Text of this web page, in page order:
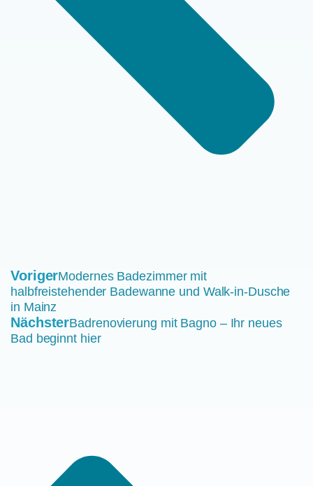
VorigerModernes Badezimmer mit
halbfreistehender Badewanne und Walk-in-Dusche
in Mainz
NächsterBadrenovierung mit Bagno – Ihr neues
Bad beginnt hier